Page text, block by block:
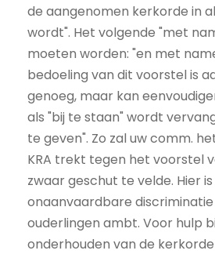
de aangenomen kerkorde in
wordt". Het volgende "met
moeten worden: "en met
bedoeling van dit voorstel is
genoeg, maar kan
als "bij te staan" wordt
te geven". Zo zal uw comm.
KRA trekt tegen het voorstel
zwaar geschut te velde. Hier
onaanvaardbare
ouderlingen ambt. Voor hulp
onderhouden van de